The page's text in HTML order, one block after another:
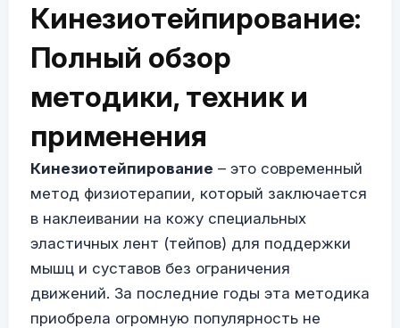
Кинезиотейпирование:
Полный обзор
методики, техник и
применения
Кинезиотейпирование – это современный
метод физиотерапии, который заключается
в наклеивании на кожу специальных
эластичных лент (тейпов) для поддержки
мышц и суставов без ограничения
движений. За последние годы эта методика
приобрела огромную популярность не